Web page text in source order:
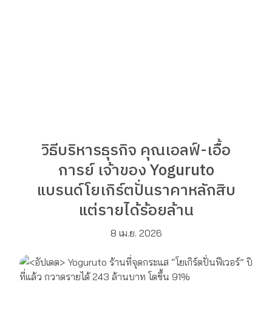
วิธีบริหารธุรกิจ คุณเอลฟ์-เอื้อ
การย์ เจ้าของ Yoguruto
แบรนด์โยเกิร์ตปั่นราคาหลักสิบ
แต่รายได้ร้อยล้าน
8 เม.ย. 2026